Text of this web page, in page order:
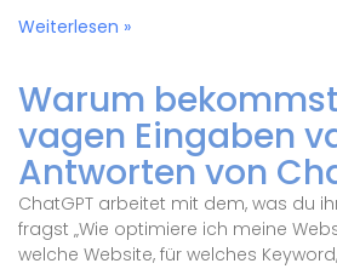
Weiterlesen »
Warum
vagen Eingaben
Antworten von
ChatGPT arbeitet mit dem, was du
fragst „Wie optimiere ich meine
welche Website, für welches Keyword,